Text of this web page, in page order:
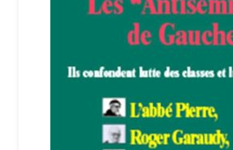
Login Customizer
Nous Contacter
Politique de confidentialité et cookies